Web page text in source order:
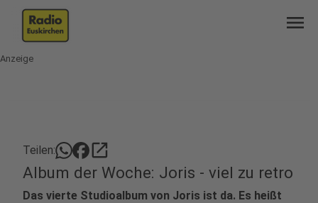
menu
Anzeige
Teilen: open_in_new
Album der Woche: Joris - viel zu retro
Das vierte Studioalbum von Joris ist da. Es heißt